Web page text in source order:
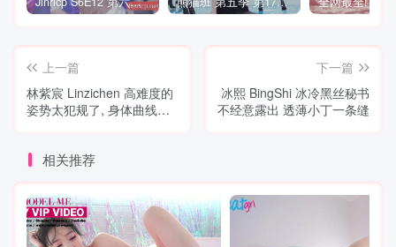
上一篇
林紫宸 Linzichen 高难度的
姿势太犯规了, 身体曲线完
下一篇
冰熙 BingShi 冰冷黑丝秘书
不经意露出 透薄小丁一条缝
相关推荐